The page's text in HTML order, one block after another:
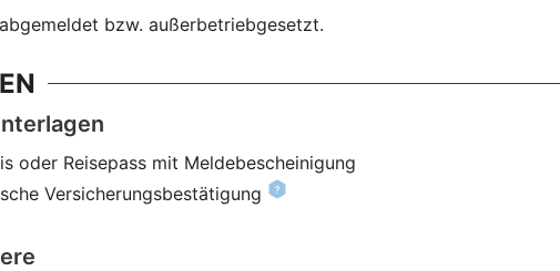
bzw. außerbetriebgesetzt.
oder Reisepass mit Meldebescheinigung
Versicherungsbestätigung